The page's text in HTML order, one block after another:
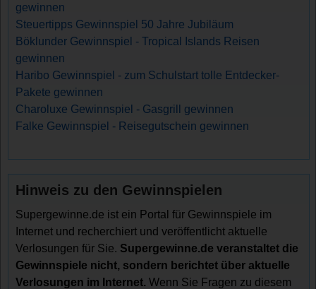
gewinnen
Steuertipps Gewinnspiel 50 Jahre Jubiläum
Böklunder Gewinnspiel - Tropical Islands Reisen
gewinnen
Haribo Gewinnspiel - zum Schulstart tolle Entdecker-
Pakete gewinnen
Charoluxe Gewinnspiel - Gasgrill gewinnen
Falke Gewinnspiel - Reisegutschein gewinnen
Hinweis zu den Gewinnspielen
Supergewinne.de ist ein Portal für Gewinnspiele im
Internet und recherchiert und veröffentlicht aktuelle
Verlosungen für Sie. Supergewinne.de veranstaltet die
Gewinnspiele nicht, sondern berichtet über aktuelle
Verlosungen im Internet. Wenn Sie Fragen zu diesem